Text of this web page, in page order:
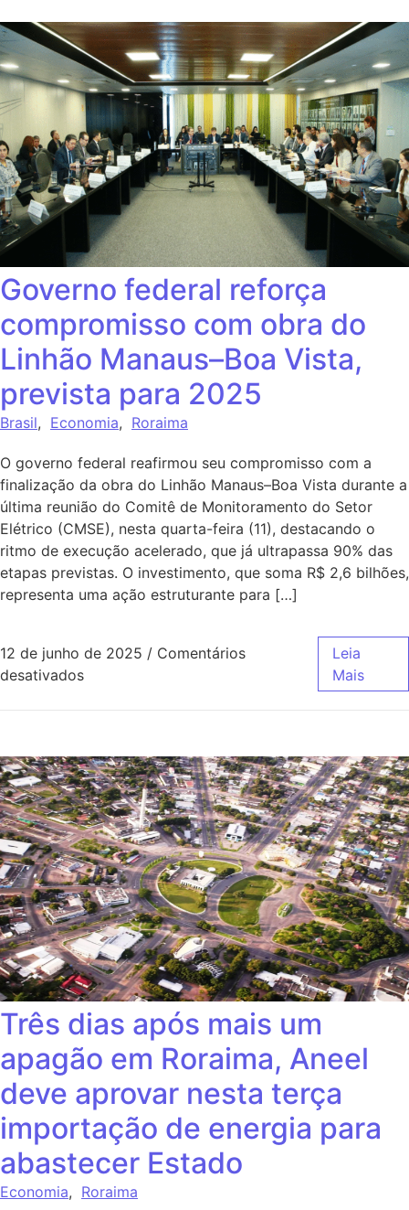
Governo federal reforça
compromisso com obra do
Linhão Manaus–Boa Vista,
prevista para 2025
Brasil, Economia, Roraima
O governo federal reafirmou seu compromisso com a
finalização da obra do Linhão Manaus–Boa Vista durante a
última reunião do Comitê de Monitoramento do Setor
Elétrico (CMSE), nesta quarta-feira (11), destacando o
ritmo de execução acelerado, que já ultrapassa 90% das
etapas previstas. O investimento, que soma R$ 2,6 bilhões,
representa uma ação estruturante para […]
12 de junho de 2025 / Comentários
desativados
Leia
Mais
Três dias após mais um
apagão em Roraima, Aneel
deve aprovar nesta terça
importação de energia para
abastecer Estado
Economia, Roraima